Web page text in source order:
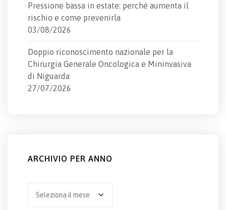
Pressione bassa in estate: perché aumenta il
rischio e come prevenirla
03/08/2026
Doppio riconoscimento nazionale per la
Chirurgia Generale Oncologica e Mininvasiva
di Niguarda
27/07/2026
ARCHIVIO PER ANNO
per